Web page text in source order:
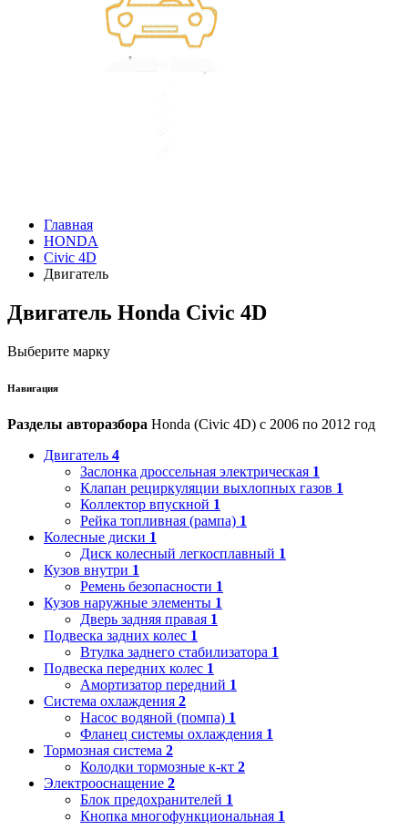
Главная
HONDA
Civic 4D
Двигатель
Двигатель Honda Civic 4D
Выберите марку
Навигация
Разделы авторазбора Honda (Civic 4D) с 2006 по 2012 год
Двигатель 4
Заслонка дроссельная электрическая 1
Клапан рециркуляции выхлопных газов 1
Коллектор впускной 1
Рейка топливная (рампа) 1
Колесные диски 1
Диск колесный легкосплавный 1
Кузов внутри 1
Ремень безопасности 1
Кузов наружные элементы 1
Дверь задняя правая 1
Подвеска задних колес 1
Втулка заднего стабилизатора 1
Подвеска передних колес 1
Амортизатор передний 1
Система охлаждения 2
Насос водяной (помпа) 1
Фланец системы охлаждения 1
Тормозная система 2
Колодки тормозные к-кт 2
Электрооснащение 2
Блок предохранителей 1
Кнопка многофункциональная 1